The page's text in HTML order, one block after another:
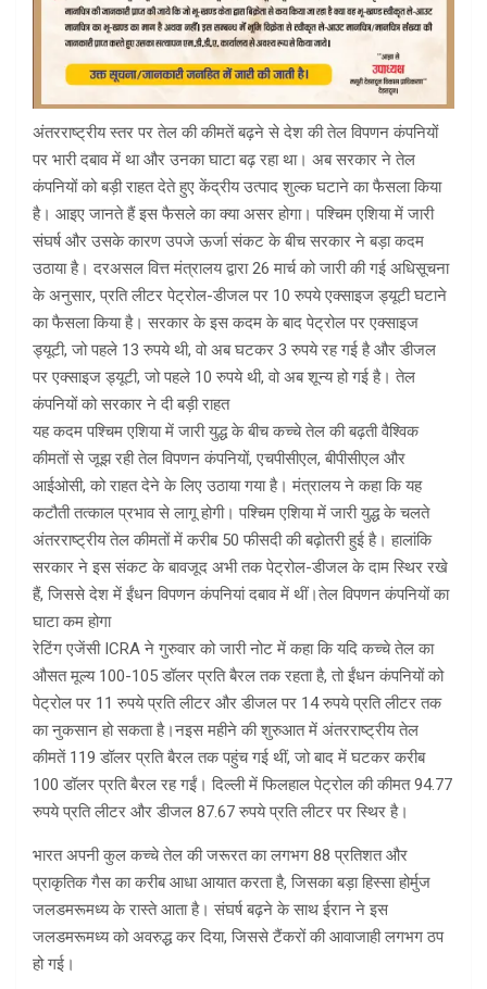
अंतरराष्ट्रीय स्तर पर तेल की कीमतें बढ़ने से देश की तेल विपणन कंपनियों
पर भारी दबाव में था और उनका घाटा बढ़ रहा था। अब सरकार ने तेल
कंपनियों को बड़ी राहत देते हुए केंद्रीय उत्पाद शुल्क घटाने का फैसला किया
है। आइए जानते हैं इस फैसले का क्या असर होगा। पश्चिम एशिया में जारी
संघर्ष और उसके कारण उपजे ऊर्जा संकट के बीच सरकार ने बड़ा कदम
उठाया है। दरअसल वित्त मंत्रालय द्वारा 26 मार्च को जारी की गई अधिसूचना
के अनुसार, प्रति लीटर पेट्रोल-डीजल पर 10 रुपये एक्साइज ड्यूटी घटाने
का फैसला किया है। सरकार के इस कदम के बाद पेट्रोल पर एक्साइज
ड्यूटी, जो पहले 13 रुपये थी, वो अब घटकर 3 रुपये रह गई है और डीजल
पर एक्साइज ड्यूटी, जो पहले 10 रुपये थी, वो अब शून्य हो गई है। तेल
कंपनियों को सरकार ने दी बड़ी राहत
यह कदम पश्चिम एशिया में जारी युद्ध के बीच कच्चे तेल की बढ़ती वैश्विक
कीमतों से जूझ रही तेल विपणन कंपनियों, एचपीसीएल, बीपीसीएल और
आईओसी, को राहत देने के लिए उठाया गया है। मंत्रालय ने कहा कि यह
कटौती तत्काल प्रभाव से लागू होगी। पश्चिम एशिया में जारी युद्ध के चलते
अंतरराष्ट्रीय तेल कीमतों में करीब 50 फीसदी की बढ़ोतरी हुई है। हालांकि
सरकार ने इस संकट के बावजूद अभी तक पेट्रोल-डीजल के दाम स्थिर रखे
हैं, जिससे देश में ईंधन विपणन कंपनियां दबाव में थीं।तेल विपणन कंपनियों का
घाटा कम होगा
रेटिंग एजेंसी ICRA ने गुरुवार को जारी नोट में कहा कि यदि कच्चे तेल का
औसत मूल्य 100-105 डॉलर प्रति बैरल तक रहता है, तो ईंधन कंपनियों को
पेट्रोल पर 11 रुपये प्रति लीटर और डीजल पर 14 रुपये प्रति लीटर तक
का नुकसान हो सकता है।नइस महीने की शुरुआत में अंतरराष्ट्रीय तेल
कीमतें 119 डॉलर प्रति बैरल तक पहुंच गई थीं, जो बाद में घटकर करीब
100 डॉलर प्रति बैरल रह गईं। दिल्ली में फिलहाल पेट्रोल की कीमत 94.77
रुपये प्रति लीटर और डीजल 87.67 रुपये प्रति लीटर पर स्थिर है।
भारत अपनी कुल कच्चे तेल की जरूरत का लगभग 88 प्रतिशत और
प्राकृतिक गैस का करीब आधा आयात करता है, जिसका बड़ा हिस्सा होर्मुज
जलडमरूमध्य के रास्ते आता है। संघर्ष बढ़ने के साथ ईरान ने इस
जलडमरूमध्य को अवरुद्ध कर दिया, जिससे टैंकरों की आवाजाही लगभग ठप
हो गई।